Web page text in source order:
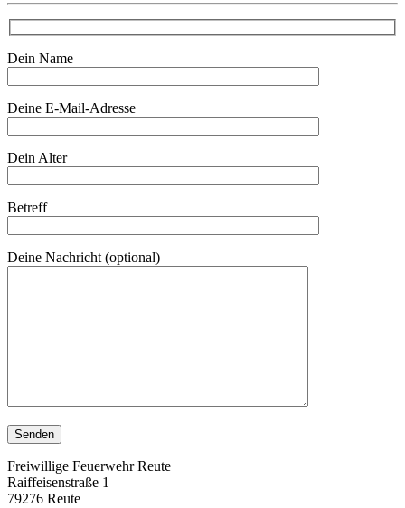
Dein Name
Deine E-Mail-Adresse
Dein Alter
Betreff
Deine Nachricht (optional)
Freiwillige Feuerwehr Reute
Raiffeisenstraße 1
79276 Reute